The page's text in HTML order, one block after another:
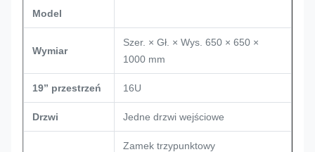
Model
Wymiar
Szer. × Gł. × Wys. 650 × 650 ×
1000 mm
19” przestrzeń 16U
Drzwi Jedne drzwi wejściowe
Zamek trzypunktowy